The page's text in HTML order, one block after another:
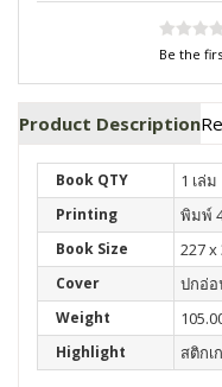
Be the
Product Description
Book QTY 1 เล่ม
Printing พิมพ์
Book Size 227 x
Cover ปกอ่
Weight
Highlight สติก